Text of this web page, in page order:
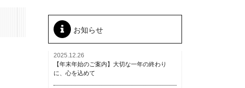
お知らせ
2025.12.26
【年末年始のご案内】大切な一年の終わり
に、心を込めて